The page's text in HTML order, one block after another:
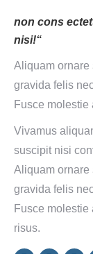
non cons
nisi!“
Aliquam
gravida felis
Fusce
Vivamus
suscipit nisi
Aliquam
gravida felis
Fusce
risus.